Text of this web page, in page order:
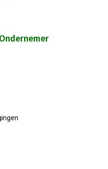
16 ALV
05 Bestuursvergadering